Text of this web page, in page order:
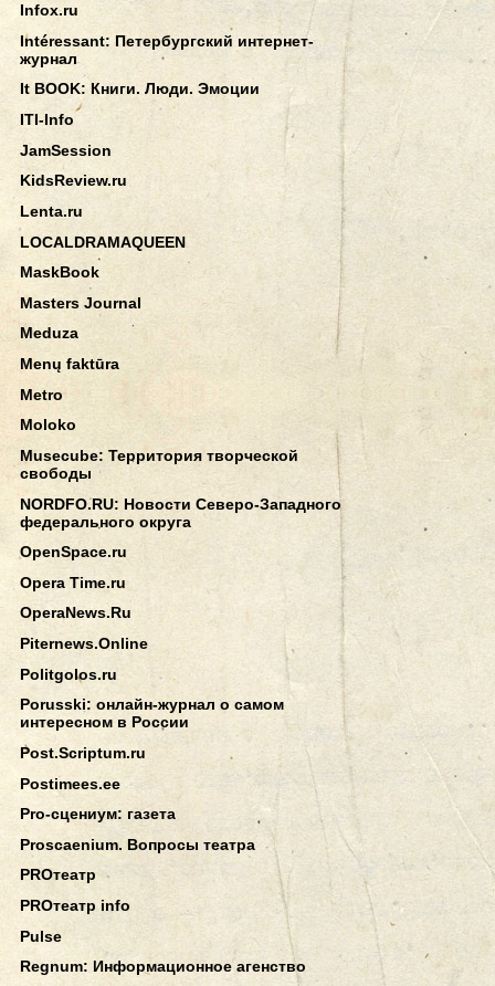
Infox.ru
Intéressant: Петербургский интернет-
журнал
It BOOK: Книги. Люди. Эмоции
ITI-Info
JamSession
KidsReview.ru
Lenta.ru
LOCALDRAMAQUEEN
MaskBook
Masters Journal
Meduza
Menų faktūra
Metro
Moloko
Musecube: Территория творческой
свободы
NORDFO.RU: Новости Северо-Западного
федерального округа
OpenSpace.ru
Opera Time.ru
OperaNews.Ru
Piternews.Online
Politgolos.ru
Porusski: онлайн-журнал о самом
интересном в России
Post.Scriptum.ru
Postimees.ee
Pro-сцениум: газета
Proscaenium. Вопросы театра
PROтеатр
PROтеатр info
Pulse
Regnum: Информационное агенство